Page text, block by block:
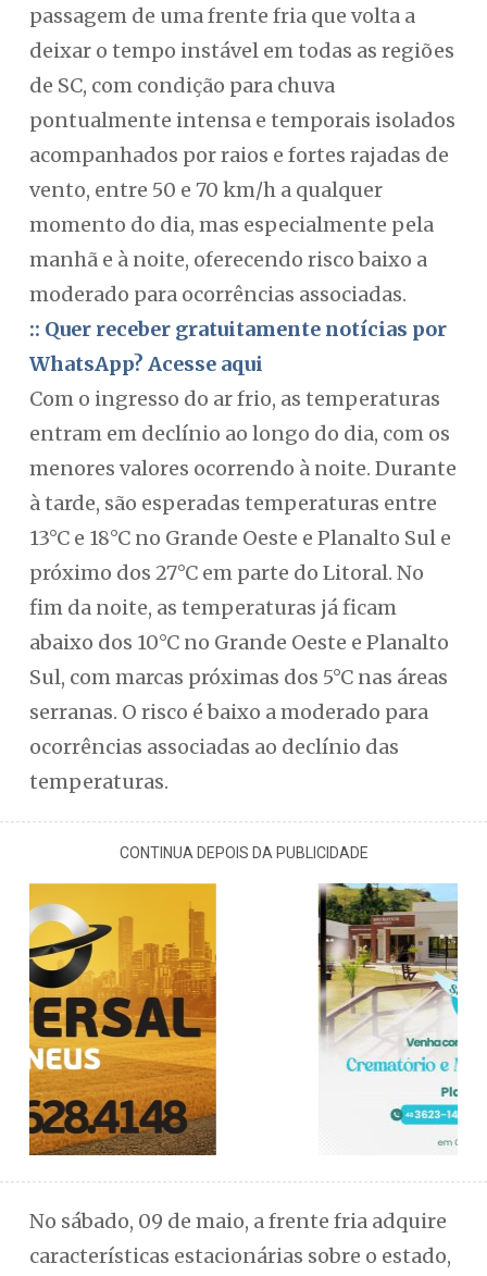
passagem de uma frente fria que volta a
deixar o tempo instável em todas as regiões
de SC, com condição para chuva
pontualmente intensa e temporais isolados
acompanhados por raios e fortes rajadas de
vento, entre 50 e 70 km/h a qualquer
momento do dia, mas especialmente pela
manhã e à noite, oferecendo risco baixo a
moderado para ocorrências associadas.
:: Quer receber gratuitamente notícias por
WhatsApp? Acesse aqui
Com o ingresso do ar frio, as temperaturas
entram em declínio ao longo do dia, com os
menores valores ocorrendo à noite. Durante
à tarde, são esperadas temperaturas entre
13°C e 18°C no Grande Oeste e Planalto Sul e
próximo dos 27°C em parte do Litoral. No
fim da noite, as temperaturas já ficam
abaixo dos 10°C no Grande Oeste e Planalto
Sul, com marcas próximas dos 5°C nas áreas
serranas. O risco é baixo a moderado para
ocorrências associadas ao declínio das
temperaturas.
CONTINUA DEPOIS DA PUBLICIDADE
No sábado, 09 de maio, a frente fria adquire
características estacionárias sobre o estado,